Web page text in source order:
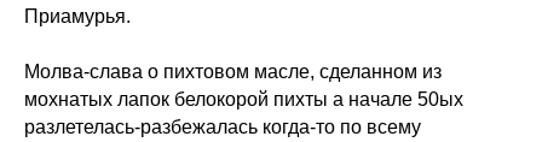
Приамурья.
Молва-слава о пихтовом масле, сделанном из
мохнатых лапок белокорой пихты а начале 50ых
разлетелась-разбежалась когда-то по всему